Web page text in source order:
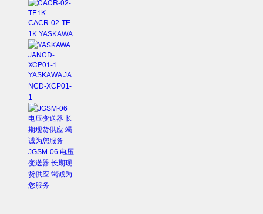
CACR-02-TE
1K YASKAWA
YASKAWA JA
NCD-XCP01-
1
JGSM-06 电压
变送器 长期现
货供应 竭诚为
您服务